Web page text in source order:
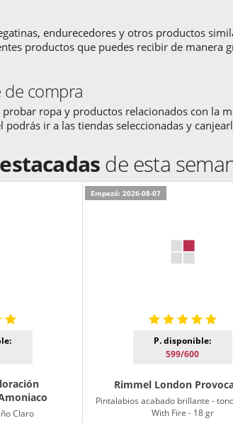
endurecedores y otros productos
productos que puedes recibir de
de compra
ropa y productos relacionados con la
podrás ir a las tiendas seleccionadas y
de esta
Claro
Empezó: 2026-08-07
P. disponible:
599/600
Rimmel London
Pintalabios acabado brillante -
With Fire - 18 gr